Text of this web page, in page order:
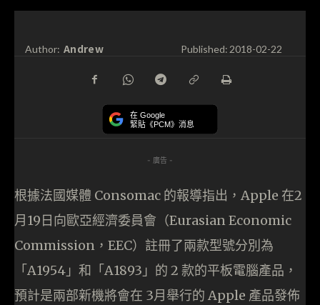
Author: Andrew Published:2018-02-22
在 Google
緊貼《PCM》消息
- 廣告 -
根據法國媒體 Consomac 的報導指出，Apple 在2
月19日向歐亞經濟委員會（Eurasian Economic
Commission，EEC）註冊了兩款型號分別為
「A1954」和「A1893」的 2 款的平板電腦產品，
預計是兩部新機將會在 3月舉行的 Apple 產品發佈